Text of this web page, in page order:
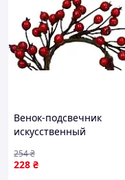
Венок-подсвечник
искусственный
Красные ягоды 975004 7
см
228 ₴
254₴